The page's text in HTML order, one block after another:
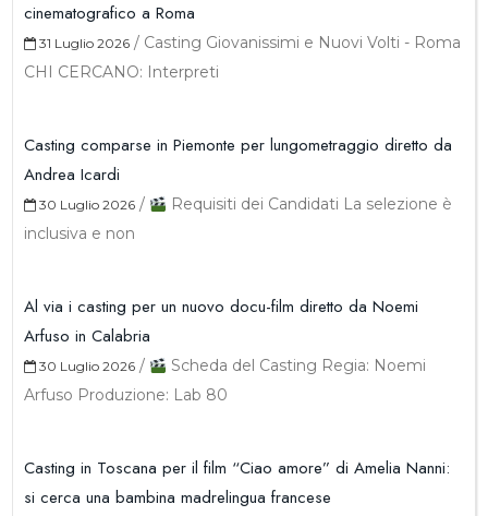
cinematografico a Roma
31 Luglio 2026 / Casting Giovanissimi e Nuovi Volti - Roma
CHI CERCANO: Interpreti
Casting comparse in Piemonte per lungometraggio diretto da
Andrea Icardi
30 Luglio 2026 /
Requisiti dei Candidati La selezione è
inclusiva e non
Al via i casting per un nuovo docu-film diretto da Noemi
Arfuso in Calabria
30 Luglio 2026 /
Scheda del Casting Regia: Noemi
Arfuso Produzione: Lab 80
Casting in Toscana per il film “Ciao amore” di Amelia Nanni:
si cerca una bambina madrelingua francese